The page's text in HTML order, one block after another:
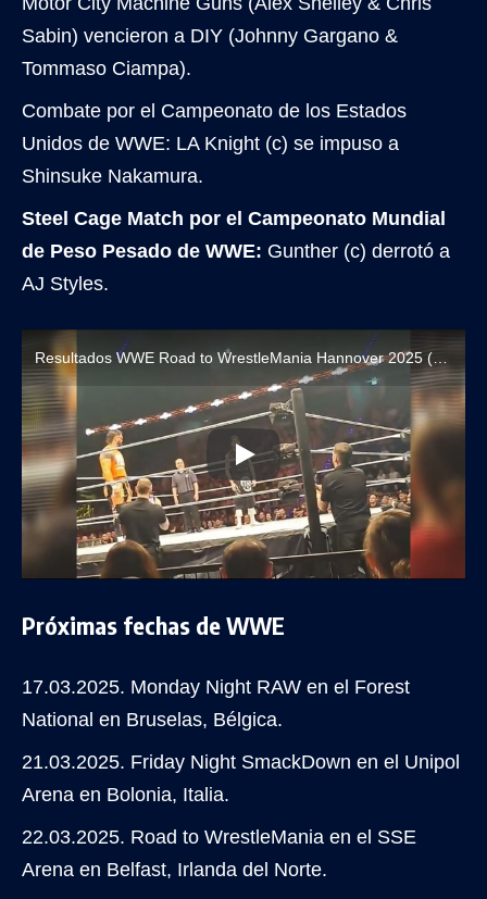
Sabin) vencieron a DIY (Johnny Gargano &
Tommaso Ciampa).
Combate por el Campeonato de los Estados
Unidos de WWE: LA Knight (c) se impuso a
Shinsuke Nakamura.
Steel Cage Match por el Campeonato Mundial
de Peso Pesado de WWE: Gunther (c) derrotó a
AJ Styles.
Próximas fechas de WWE
17.03.2025. Monday Night RAW en el Forest
National en Bruselas, Bélgica.
21.03.2025. Friday Night SmackDown en el Unipol
Arena en Bolonia, Italia.
22.03.2025. Road to WrestleMania en el SSE
Arena en Belfast, Irlanda del Norte.